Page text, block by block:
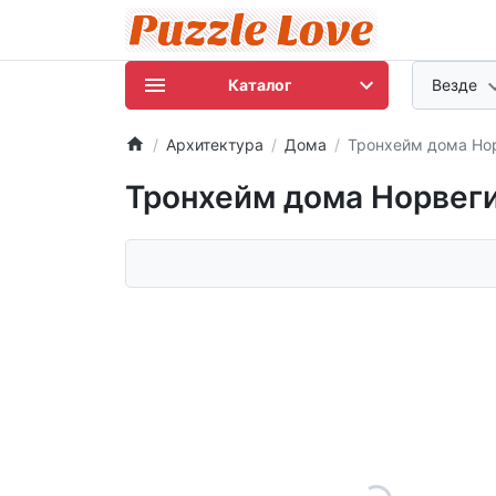
Везде
Каталог
Архитектура Дома Тронхейм дома
Тронхейм дома